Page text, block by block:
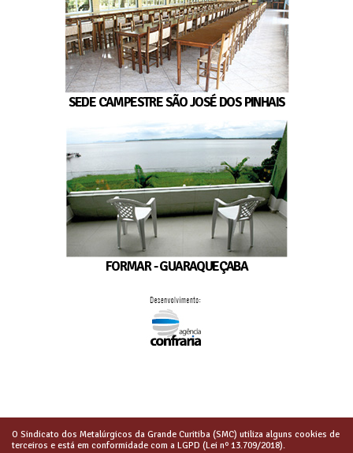
SEDE CAMPESTRE SÃO JOSÉ DOS PINHAIS
FORMAR - GUARAQUEÇABA
O Sindicato dos Metalúrgicos da Grande Curitiba (SMC) utiliza alguns cookies de
terceiros e está em conformidade com a LGPD (Lei nº 13.709/2018).